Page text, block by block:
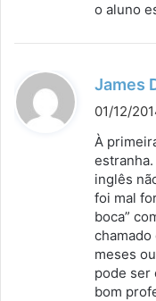
o aluno
James
01/12/
À
inglês
foi mal
boca”
meses
pode ser
bom